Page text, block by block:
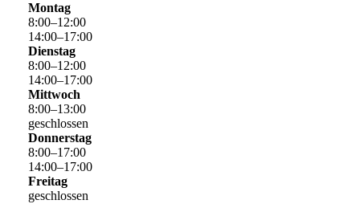
Montag
8:00–12:00
14:00–17:00
Dienstag
8:00–12:00
14:00–17:00
Mittwoch
8:00–13:00
geschlossen
Donnerstag
8:00–17:00
14:00–17:00
Freitag
geschlossen